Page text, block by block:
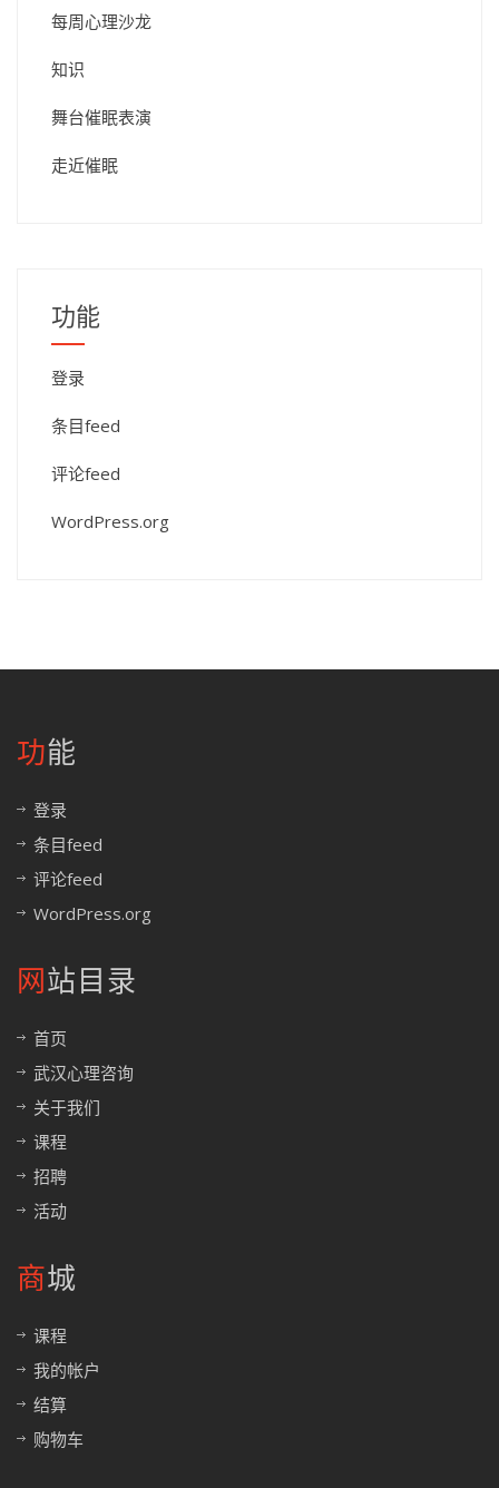
每周心理沙龙
知识
舞台催眠表演
走近催眠
功能
登录
条目feed
评论feed
WordPress.org
功能
登录
条目feed
评论feed
WordPress.org
网站目录
首页
武汉心理咨询
关于我们
课程
招聘
活动
商城
课程
我的帐户
结算
购物车